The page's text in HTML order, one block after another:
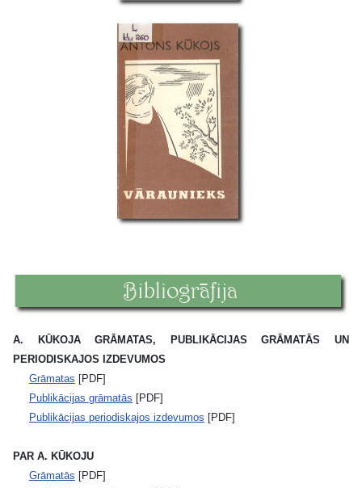
A. KŪKOJA GRĀMATAS, PUBLIKĀCIJAS GRĀMATĀS UN
PERIODISKAJOS IZDEVUMOS
Grāmatas [PDF]
Publikācijas grāmatās [PDF]
Publikācijas periodiskajos izdevumos [PDF]
PAR A. KŪKOJU
Grāmatās [PDF]